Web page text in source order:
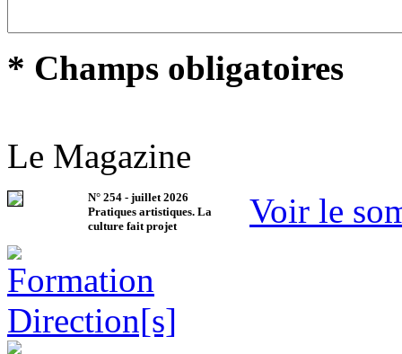
* Champs obligatoires
Le Magazine
N° 254 - juillet 2026
Pratiques artistiques. La
culture fait projet
Voir le